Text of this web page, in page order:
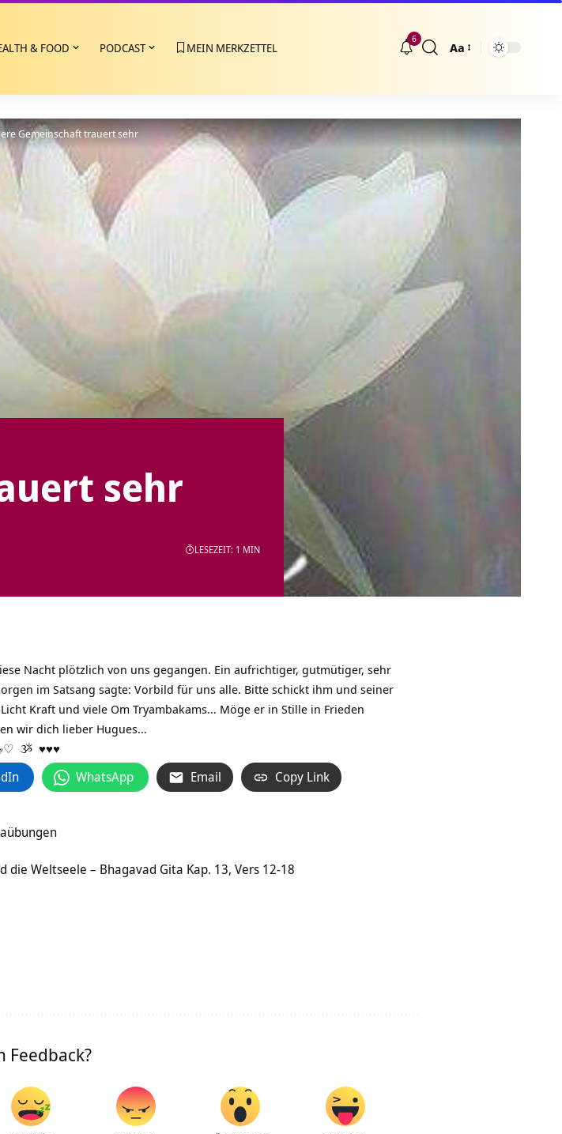
& FOOD PODCAST MEIN MERKZETTEL
6
Größenänderung
Aa
Gemeinschaft trauert sehr
sehr
LESEZEIT: 1 MIN
Nacht plötzlich von uns gegangen. Ein aufrichtiger, gutmütiger, sehr
im Satsang sagte: Vorbild für uns alle. Bitte schickt ihm und seiner
Kraft und viele Om Tryambakams… Möge er in Stille in Frieden
wir dich lieber Hugues…
♡ ૐ ♥♥♥
WhatsApp Email Copy Link
die Weltseele – Bhagavad Gita Kap. 13, Vers 12-18
Feedback?